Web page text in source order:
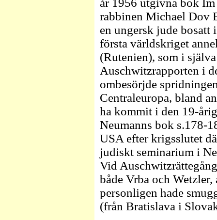
rabbinen Michael Dov
en ungersk jude bosatt
första världskriget
(Rutenien), som i
Auschwitzrapporten i
ombesörjde
Centraleuropa, bland
ha kommit i den 19-
Neumanns bok s.178-
USA efter krigsslutet
judiskt seminarium i
Vid
både Vrba och
personligen hade
(från Bratislava i